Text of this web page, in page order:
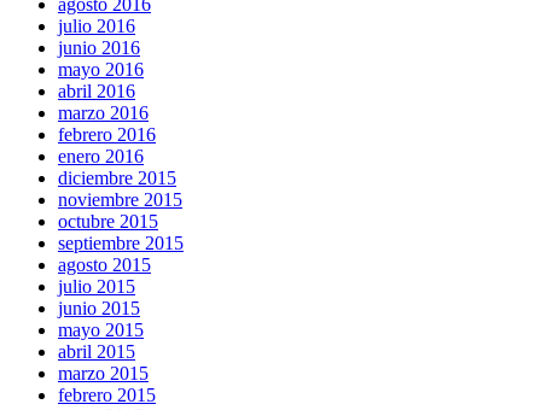
julio 2016
junio 2016
mayo 2016
abril 2016
marzo 2016
febrero 2016
enero 2016
diciembre 2015
noviembre 2015
octubre 2015
septiembre 2015
agosto 2015
julio 2015
junio 2015
mayo 2015
abril 2015
marzo 2015
febrero 2015